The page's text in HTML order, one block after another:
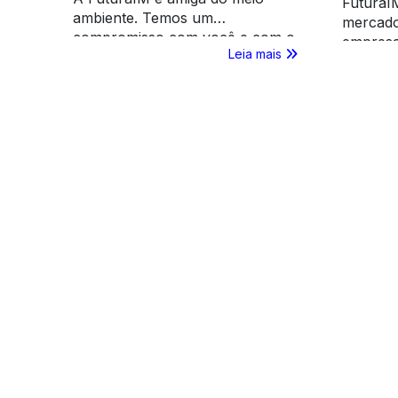
ambiente. Temos um
compromisso com você e com o
nosso planeta. Confira aqui as
Leia mais